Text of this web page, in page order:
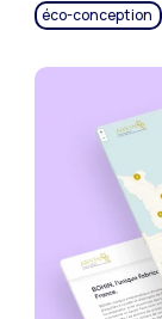
éco-conception